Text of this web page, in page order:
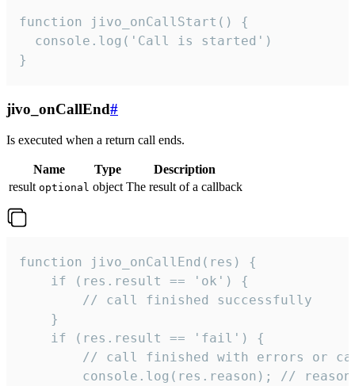
function jivo_onCallStart() {
  console.log('Call is started')
}
jivo_onCallEnd#
Is executed when a return call ends.
Name Type
Description
result optional object The result of a callback
function jivo_onCallEnd(res) {
    if (res.result == 'ok') {
        // call finished successfully
    }
    if (res.result == 'fail') {
// call finished with errors or
console.log(res.reason); //